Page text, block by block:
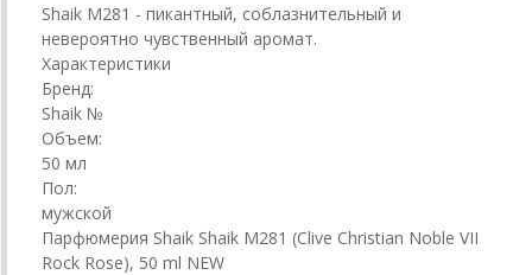
Shaik M281 - пикантный, соблазнительный и
невероятно чувственный аромат.
Характеристики
Бренд:
Shaik №
Объем:
50 мл
Пол:
мужской
Парфюмерия Shaik Shaik M281 (Clive Christian Noble VII
Rock Rose), 50 ml NEW